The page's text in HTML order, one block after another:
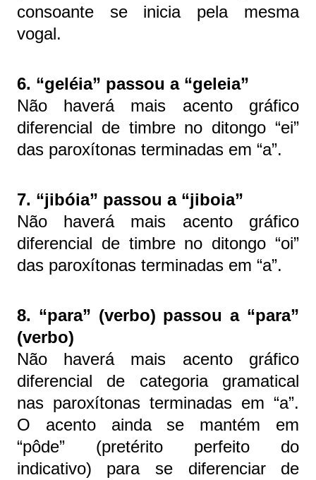
consoante se inicia pela mesma
vogal.
6. “geléia” passou a “geleia”
Não haverá mais acento gráfico
diferencial de timbre no ditongo “ei”
das paroxítonas terminadas em “a”.
7. “jibóia” passou a “jiboia”
Não haverá mais acento gráfico
diferencial de timbre no ditongo “oi”
das paroxítonas terminadas em “a”.
8. “para” (verbo) passou a “para”
(verbo)
Não haverá mais acento gráfico
diferencial de categoria gramatical
nas paroxítonas terminadas em “a”.
O acento ainda se mantém em
“pôde” (pretérito perfeito do
indicativo) para se diferenciar de